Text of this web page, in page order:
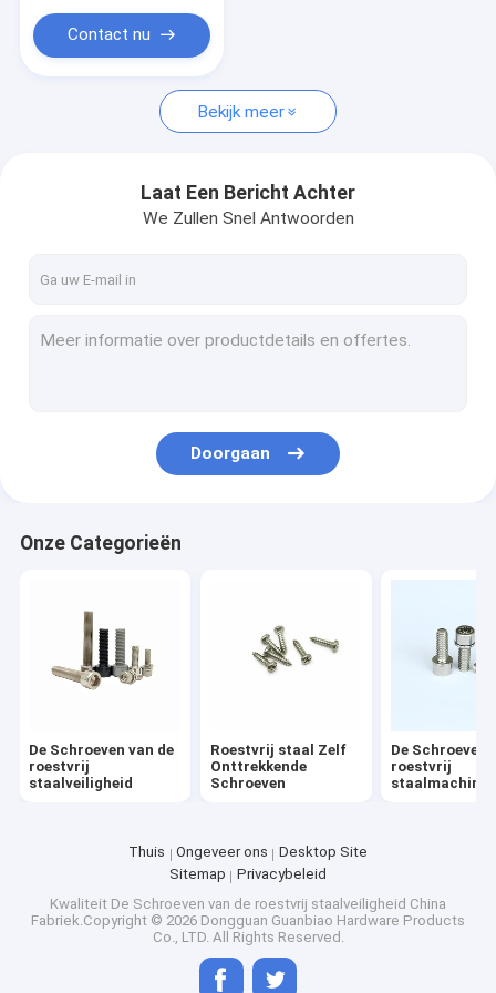
CNC Draaibank die Delen machinaal bewerken
De Bouten van de wielhub
Contact nu
Bekijk meer
Laat Een Bericht Achter
We Zullen Snel Antwoorden
Doorgaan
Onze Categorieën
De Schroeven van de
roestvrij
staalveiligheid
Roestvrij staal Zelf
Onttrekkende
Schroeven
De Schroeven
roestvrij
staalmachine
Thuis Ongeveer ons
Desktop Site
Sitemap
Privacybeleid
Kwaliteit De Schroeven van de roestvrij staalveiligheid China
Fabriek.Copyright © 2026 Dongguan Guanbiao Hardware Products
Co., LTD. All Rights Reserved.